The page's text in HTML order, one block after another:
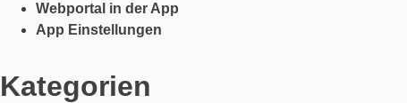
Webportal in der App
App Einstellungen
Kategorien